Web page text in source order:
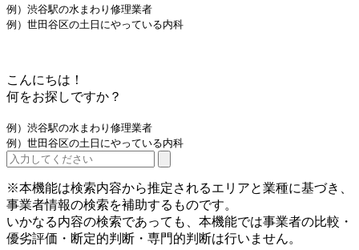
例）渋谷駅の水まわり修理業者
例）世田谷区の土日にやっている内科
こんにちは！
何をお探しですか？
例）渋谷駅の水まわり修理業者
例）世田谷区の土日にやっている内科
※本機能は検索内容から推定されるエリアと業種に基づき、
事業者情報の検索を補助するものです。
いかなる内容の検索であっても、本機能では事業者の比較・
優劣評価・断定的判断・専門的判断は行いません。